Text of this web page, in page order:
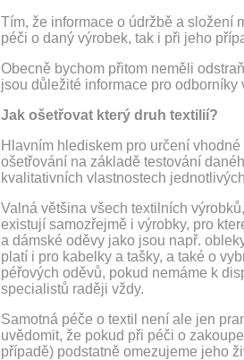
Tím, že informace o údržbě a složení
péči o daný výrobek, tak i při jeho
Obecně bychom přitom neměli
jsou důležité informace pro
Jak ošetřovat který druh textilií?
Hlavním hlediskem pro určení
ošetřování na základě testování
kvalitativních vlastnostech
Valná většina všech textilních
existují samozřejmě i výrobky, pro
a dámské oděvy jako jsou např.
platí i pro kabelky a tašky, a také o
péřových oděvů, pokud nemáme k
specialistů raději vždy.
Samotná péče o textil není ale jen
uvědomit, že pokud při péči o
případě) podstatně omezujeme jeho